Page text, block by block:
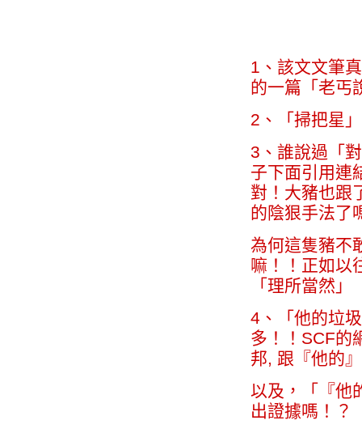
1、該文文筆
的一篇「老丐
2、「掃把星
3、誰說過「
子下面引用連
對！大豬也跟
的陰狠手法了
為何這隻豬不
嘛！！正如以
「理所當然
4、「他的垃
多！！SCF的
邦, 跟『他的
以及，「『他
出證據嗎！？